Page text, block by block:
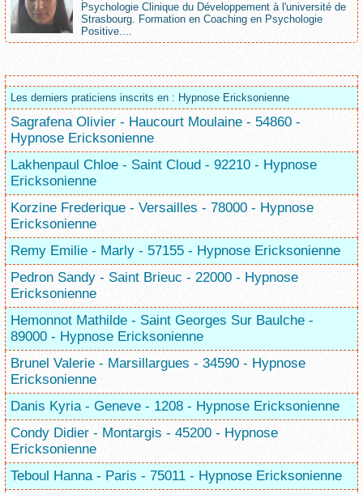
Psychologie Clinique du Développement à l'université de
Strasbourg. Formation en Coaching en Psychologie
Positive....
Les derniers praticiens inscrits en : Hypnose Ericksonienne
Sagrafena Olivier - Haucourt Moulaine - 54860 -
Hypnose Ericksonienne
Lakhenpaul Chloe - Saint Cloud - 92210 - Hypnose
Ericksonienne
Korzine Frederique - Versailles - 78000 - Hypnose
Ericksonienne
Remy Emilie - Marly - 57155 - Hypnose Ericksonienne
Pedron Sandy - Saint Brieuc - 22000 - Hypnose
Ericksonienne
Hemonnot Mathilde - Saint Georges Sur Baulche -
89000 - Hypnose Ericksonienne
Brunel Valerie - Marsillargues - 34590 - Hypnose
Ericksonienne
Danis Kyria - Geneve - 1208 - Hypnose Ericksonienne
Condy Didier - Montargis - 45200 - Hypnose
Ericksonienne
Teboul Hanna - Paris - 75011 - Hypnose Ericksonienne